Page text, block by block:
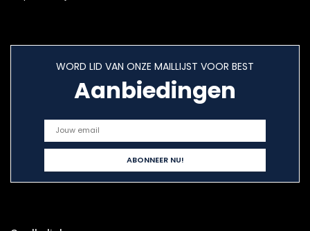
WORD LID VAN ONZE MAILLIJST VOOR BEST
Aanbiedingen